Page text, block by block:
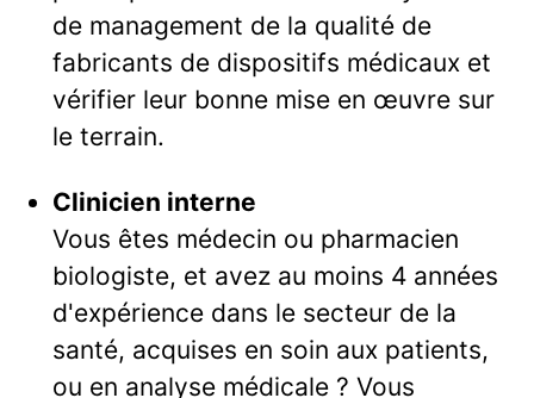
de management de la qualité de
fabricants de dispositifs médicaux et
vérifier leur bonne mise en œuvre sur
le terrain.
Clinicien interne
Vous êtes médecin ou pharmacien
biologiste, et avez au moins 4 années
d'expérience dans le secteur de la
santé, acquises en soin aux patients,
ou en analyse médicale ? Vous